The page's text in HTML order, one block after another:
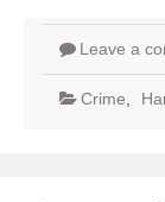
Leave a
Crime